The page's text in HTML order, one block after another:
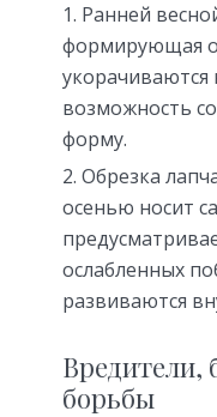
Ранней
формирующая
укорачиваются
возможность
форму.
Обрезка
осенью носит
ослабленных
развиваются
Вредители,
борьбы